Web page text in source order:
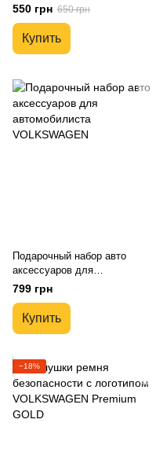
документов и кожаный брелок
550 грн 650 грн
Купить
Подарочный набор авто
аксессуаров для
автомобилиста VOLKSWAGEN
799 грн
Купить
−18%